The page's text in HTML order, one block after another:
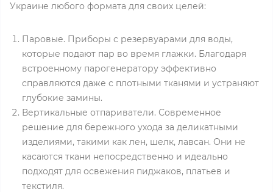
Украине любого формата для своих целей:
Паровые. Приборы с резервуарами для воды,
которые подают пар во время глажки. Благодаря
встроенному парогенератору эффективно
справляются даже с плотными тканями и устраняют
глубокие замины.
Вертикальные отпариватели. Современное
решение для бережного ухода за деликатными
изделиями, такими как лен, шелк, лавсан. Они не
касаются ткани непосредственно и идеально
подходят для освежения пиджаков, платьев и
текстиля.